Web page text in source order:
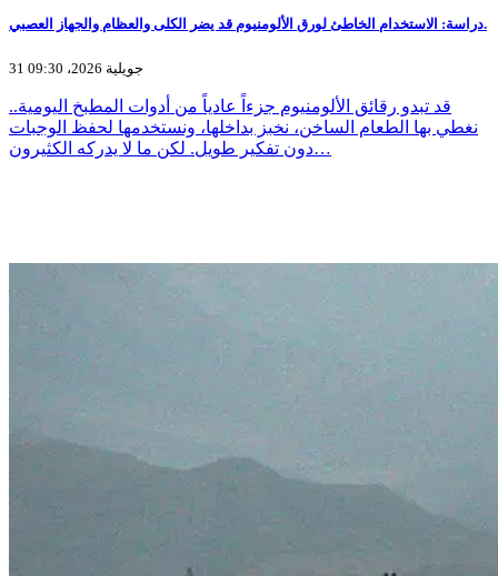
دراسة: الاستخدام الخاطئ لورق الألومنيوم قد يضر الكلى والعظام والجهاز العصبي.
31 جويلية 2026، 09:30
قد تبدو رقائق الألومنيوم جزءاً عادياً من أدوات المطبخ اليومية..
نغطي بها الطعام الساخن، نخبز بداخلها، ونستخدمها لحفظ الوجبات
دون تفكير طويل. لكن ما لا يدركه الكثيرون…